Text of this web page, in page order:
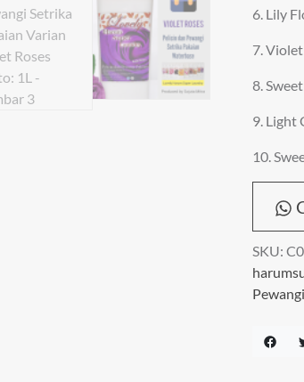
6. Lily
7.
8.
9. Light
10.
SKU: